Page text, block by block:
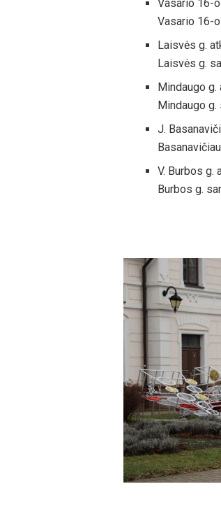
Vasario 16-
Vasario 16-
Laisvės g.
Laisvės g.
Mindaugo
Mindaugo g.
J.
V. Burbos g.
Burbos g.